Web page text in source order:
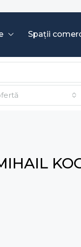
Spații